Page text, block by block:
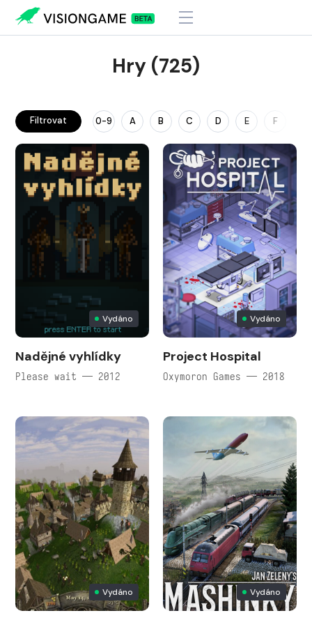
Hry (725)
Filtrovat 0-9 A B C D E F
Vydáno
Nadějné vyhlídky
Please wait — 2012
Vydáno
Project Hospital
Oxymoron Games — 2018
Vydáno Vydáno